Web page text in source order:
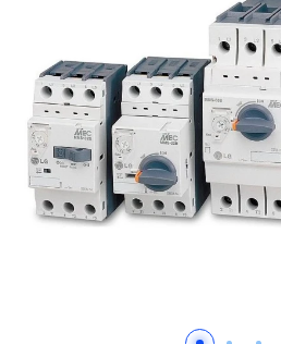
КОНТАКТИ
СИСТЕМИ ШИНОПРОВОДІВ ТА